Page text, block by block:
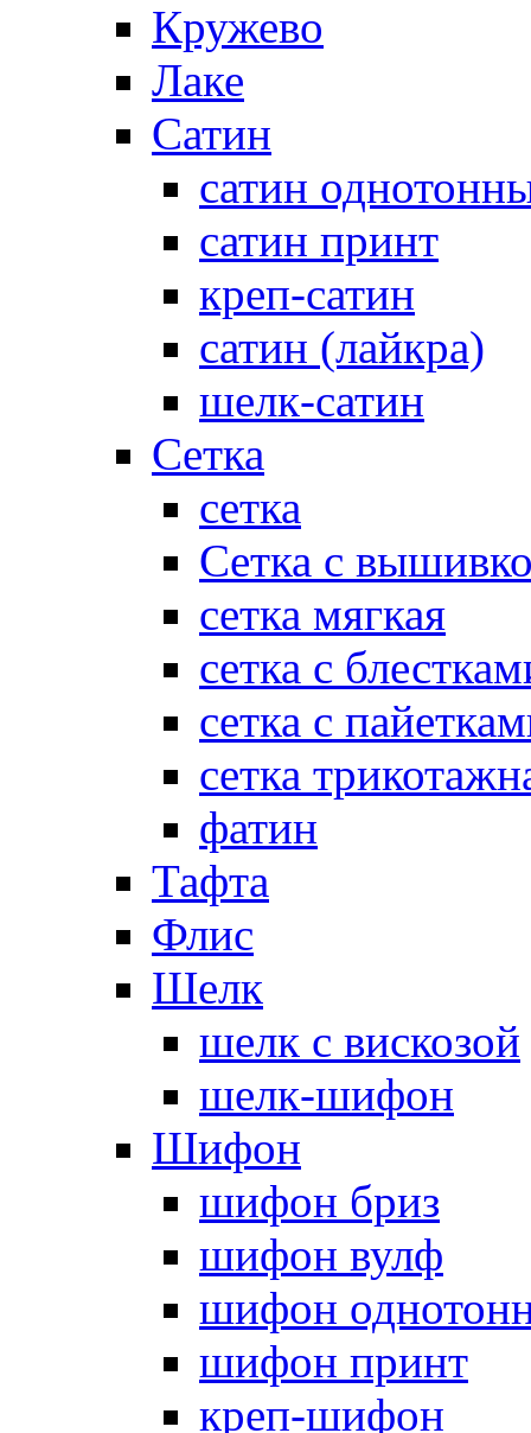
Кружево
Лаке
Сатин
сатин
сатин принт
креп-сатин
сатин (лайкра)
шелк-сатин
Сетка
сетка
Сетка с
сетка мягкая
сетка с
сетка с
сетка
фатин
Тафта
Флис
Шелк
шелк с вискозой
шелк-шифон
Шифон
шифон бриз
шифон вулф
шифон
шифон принт
креп-шифон